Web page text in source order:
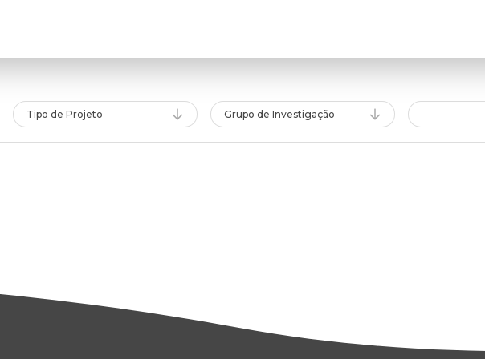
Tipo de Projeto Grupo de Investigação